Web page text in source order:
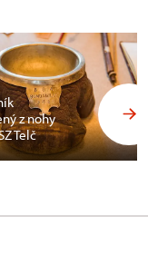
z nohy
Telč